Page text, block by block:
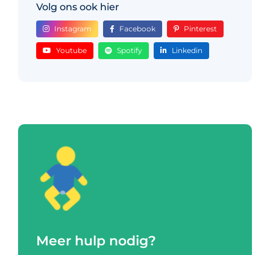
Volg ons ook hier
Instagram Facebook Pinterest
Youtube Spotify Linkedin
Meer hulp nodig?